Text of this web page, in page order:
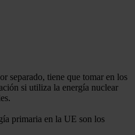
separado, tiene que tomar en los
si utiliza la energía nuclear
primaria en la UE son los